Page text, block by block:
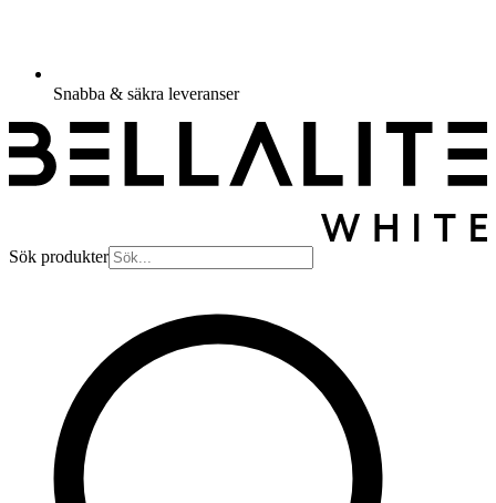
Snabba & säkra leveranser
Sök produkter